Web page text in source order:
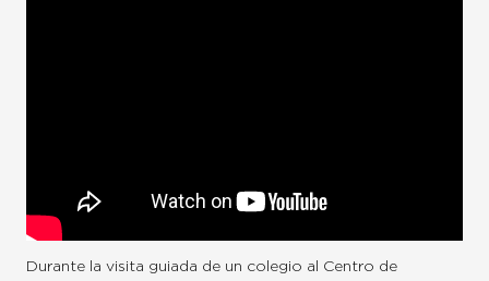
Durante la visita guiada de un colegio al Centro de